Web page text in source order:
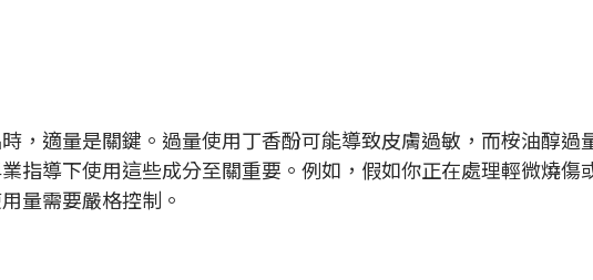
，適量是關鍵。過量使用丁香酚可能導致皮膚過敏，而桉油醇過
指導下使用這些成分至關重要。例如，假如你正在處理輕微燒傷
量需要嚴格控制。